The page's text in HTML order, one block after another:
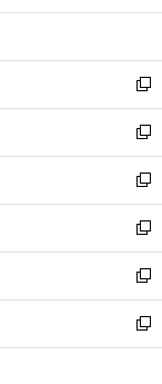
開
ウ
開
く
ン
ウ
で
開
く
ウ
ン
ド
ウ
で
開
く
新
し
い
ウ
ィ
ン
ド
ウ
で
開
く
新
し
い
ウ
ィ
ン
ド
ウ
で
開
新
し
い
ウ
ィ
ン
ド
ウ
新
し
い
ウ
ィ
ン
新
し
い
ウ
新
し